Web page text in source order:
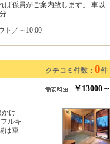
ば係員がご案内致します。 車以
ト／～10:00
クチコミ件数： 0件
￥13000～
かけ
ルキ
は車